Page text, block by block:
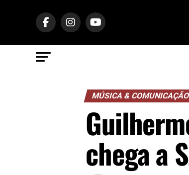
MÚSICA & COMUNICAÇÃO
chega a